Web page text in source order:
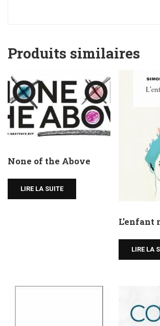
Produits similaires
None of the Above
LIRE LA SUITE
L’enfant
LIRE LA